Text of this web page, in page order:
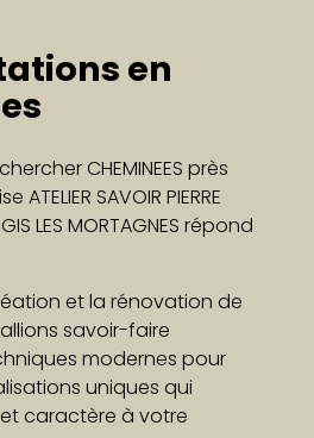
en
CHEMINEES près
ATELIER SAVOIR PIERRE
LES MORTAGNES répond
et la rénovation de
savoir-faire
modernes pour
uniques qui
caractère à votre